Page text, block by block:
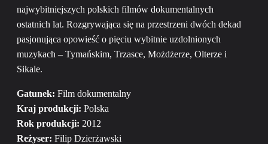
najwybitniejszych polskich filmów dokumentalnych
ostatnich lat. Rozgrywająca się na przestrzeni dwóch dekad
pasjonująca opowieść o pięciu wybitnie uzdolnionych
muzykach – Tymańskim, Trzasce, Możdżerze, Olterze i
Sikale.
Gatunek: Film dokumentalny
Kraj produkcji: Polska
Rok produkcji: 2012
Reżyser: Filip Dzierżawski